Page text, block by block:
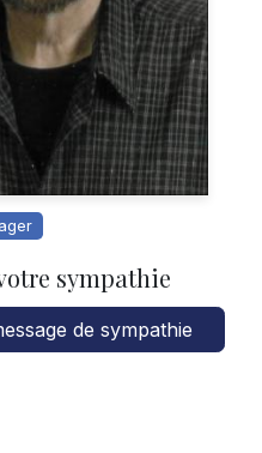
sympathie
de sympathie